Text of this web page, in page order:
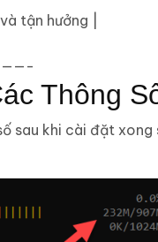
tận hưởng
Thông
sau khi cài đặt xong